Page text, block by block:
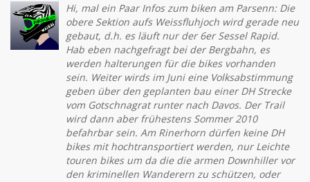
Hi, mal ein Paar Infos zum biken am Parsenn: Die
obere Sektion aufs Weissfluhjoch wird gerade neu
gebaut, d.h. es läuft nur der 6er Sessel Rapid.
Hab eben nachgefragt bei der Bergbahn, es
werden halterungen für die bikes vorhanden
sein. Weiter wirds im Juni eine Volksabstimmung
geben über den geplanten bau einer DH Strecke
vom Gotschnagrat runter nach Davos. Der Trail
wird dann aber frühestens Sommer 2010
befahrbar sein. Am Rinerhorn dürfen keine DH
bikes mit hochtransportiert werden, nur Leichte
touren bikes um da die die armen Downhiller vor
den kriminellen Wanderern zu schützen, oder